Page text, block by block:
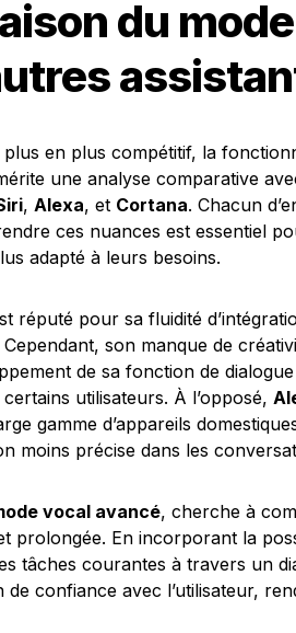
du
en plus compétitif, la
une analyse comparative
, Alexa, et Cortana. Chacun
ces nuances est essentiel
adapté à leurs besoins.
réputé pour sa fluidité
Cependant, son manque de
de sa fonction de
utilisateurs. À l’opposé,
gamme d’appareils
moins précise dans les
vocal avancé, cherche à
prolongée. En incorporant la
tâches courantes à travers un
de confiance avec l’utilisateur,